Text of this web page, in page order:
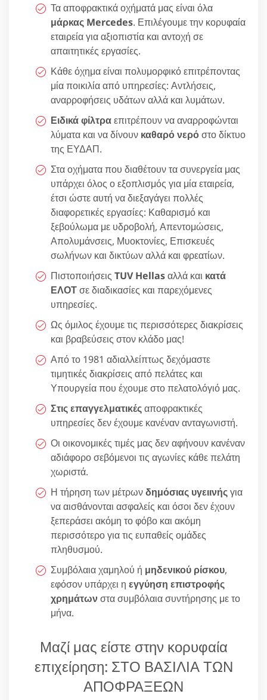
Τα αποφρακτικά οχήματά μας είναι όλα
μάρκας Mercedes. Επιλέγουμε την κορυφαία
εταιρεία για αξιοπιστία και αντοχή σε
απαιτητικές εργασίες.
Κάθε όχημα είναι πολυμορφικό επιτρέποντας
μία ποικιλία από υπηρεσίες: Αντλήσεις,
αναρροφήσεις υδάτων αλλά και λυμάτων.
Ειδικά φίλτραεπιτρέπουν να αναρροφώνται
λύματα και να δίνουν καθαρό νερόστο δίκτυο
της ΕΥΔΑΠ.
Στα οχήματα που διαθέτουν τα συνεργεία μας
υπάρχει όλος ο εξοπλισμός για μία εταιρεία,
έτσι ώστε αυτή να διεξαγάγει πολλές
διαφορετικές εργασίες: Καθαρισμό και
ξεβούλωμα με υδροβολή, Απεντομώσεις,
Απολυμάνσεις, Μυοκτονίες, Επισκευές
σωλήνων και δικτύων αλλά και φρεατίων.
Πιστοποιήσεις TUV Hellasαλλά και κατά
ΕΛΟΤσε διαδικασίες και παρεχόμενες
υπηρεσίες.
Ως όμιλος έχουμε τις περισσότερες διακρίσεις
και βραβεύσεις στον κλάδο μας!
Από το 1981 αδιαλλείπτως δεχόμαστε
τιμητικές διακρίσεις από πελάτες και
Υπουργεία που έχουμε στο πελατολόγιό μας.
Στις επαγγελματικέςαποφρακτικές
υπηρεσίες δεν έχουμε κανέναν ανταγωνιστή.
Οι οικονομικές τιμές μας δεν αφήνουν κανέναν
αδιάφορο σεβόμενοι τις αγωνίες κάθε πελάτη
χωριστά.
Η τήρηση των μέτρωνδημόσιας υγειινήςγια
να αισθάνονται ασφαλείς και όσοι δεν έχουν
ξεπεράσει ακόμη το φόβο και ακόμη
περισσότερο για τις ευπαθείς ομάδες
πληθυσμού.
Συμβόλαια χαμηλού ή μηδενικού ρίσκου,
εφόσον υπάρχει η εγγύηση επιστροφής
χρημάτωνστα συμβόλαια συντήρησης με το
μήνα.
Μαζί μας είστε στην κορυφαία
επιχείρηση: ΣΤΟ ΒΑΣΙΛΙΑ ΤΩΝ
ΑΠΟΦΡΑΞΕΩΝ